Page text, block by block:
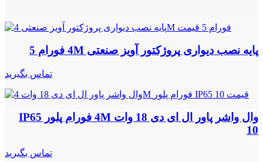
پایه نصب دیواری پروژکتور آویز صنعتی 4M فورام 5
تماس بگیرید
وال واشر پاور ال ای دی 18 وات 4M فورام پلور IP65
10
تماس بگیرید